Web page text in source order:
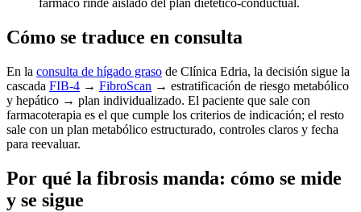
fármaco rinde aislado del plan dietético-conductual.
Cómo se traduce en consulta
En la consulta de hígado graso de Clínica Edria, la decisión sigue la
cascada FIB-4 → FibroScan → estratificación de riesgo metabólico
y hepático → plan individualizado. El paciente que sale con
farmacoterapia es el que cumple los criterios de indicación; el resto
sale con un plan metabólico estructurado, controles claros y fecha
para reevaluar.
Por qué la fibrosis manda: cómo se mide
y se sigue